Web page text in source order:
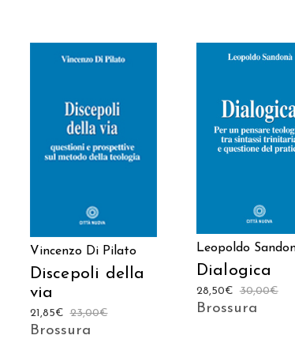
AGGIUNGI AL
CARRELLO
Vincenzo Di Pilato
Discepoli della
via
23,00€
21,85€
Brossura
AGGIUNGI AL
CARRELLO
Leopoldo
Dialogica
30,00€
28,50€
Brossura